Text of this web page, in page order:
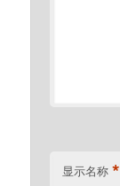
显示名称 *